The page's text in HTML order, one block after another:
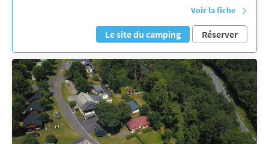
Voir la fiche
Le site du camping Réserver